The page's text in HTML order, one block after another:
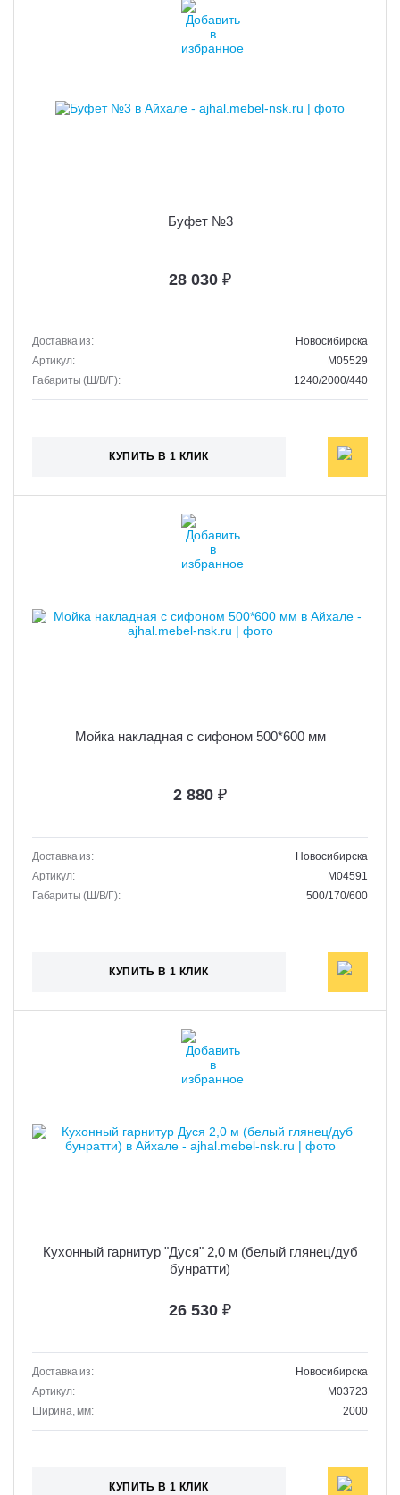
Буфет №3
28 030 ₽
Доставка из:
Новосибирска
Артикул:
M05529
Габариты (Ш/В/Г):
1240/2000/440
КУПИТЬ В 1 КЛИК
Мойка накладная с сифоном 500*600 мм
2 880 ₽
Доставка из:
Новосибирска
Артикул:
M04591
Габариты (Ш/В/Г):
500/170/600
КУПИТЬ В 1 КЛИК
Кухонный гарнитур "Дуся" 2,0 м (белый глянец/дуб
бунратти)
26 530 ₽
Доставка из:
Новосибирска
Артикул:
M03723
Ширина, мм:
2000
КУПИТЬ В 1 КЛИК